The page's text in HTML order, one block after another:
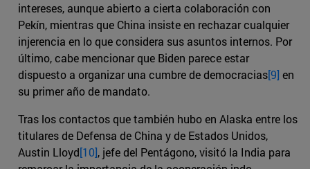
intereses, aunque abierto a cierta colaboración con
Pekín, mientras que China insiste en rechazar cualquier
injerencia en lo que considera sus asuntos internos. Por
último, cabe mencionar que Biden parece estar
dispuesto a organizar una cumbre de democracias[9] en
su primer año de mandato.
Tras los contactos que también hubo en Alaska entre los
titulares de Defensa de China y de Estados Unidos,
Austin Lloyd[10], jefe del Pentágono, visitó la India para